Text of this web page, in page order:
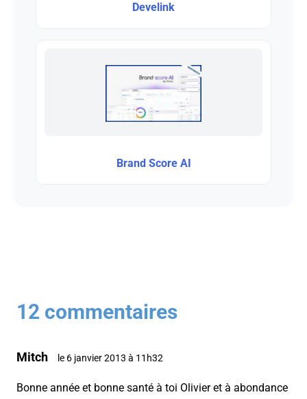
Develink
Brand Score AI
12 commentaires
Mitch le 6 janvier 2013 à 11h32
Bonne année et bonne santé à toi Olivier et à abondance